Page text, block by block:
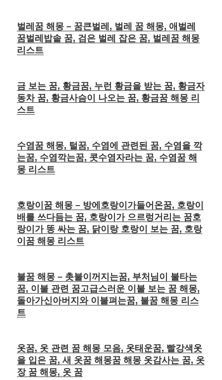
벌레꿈 해몽 – 꿈큰벌레, 벌레 꿈 해몽, 애벌레
꿈벌레밥솥 꿈, 검은 벌레 잡은 꿈, 벌레꿈 해몽
리스트
금 보는 꿈, 황금꿈, 누런 황금을 받는 꿈, 황금자
동차 꿈, 황금사슴이 나오는 꿈, 황금꿈 해몽 리
스트
수염꿈 해몽, 털꿈, 수염에 관련된 꿈, 수염을 깍
는꿈, 수염깍는꿈, 콧수염자라는 꿈, 수염꿈 해
몽 리스트
호랑이꿈 해몽 – 방에호랑이가들어온꿈, 호랑이
배를 쓰다듬는 꿈, 호랑이가 으르렁거리는 꿈호
랑이가 똥 싸는 꿈, 닭이랑 호랑이 보는 꿈, 호랑
이꿈 해몽 리스트
불꿈 해몽 – 촛불이꺼지는꿈, 부처님이 불타는
꿈, 이불 관련 꿈고급스러운 이불 보는 꿈 해몽,
돌아가신아버지와 이불펴는꿈, 불꿈 해몽 리스
트
옷꿈, 옷 관련 꿈 해몽 모음, 옷태운꿈, 빨강색옷
을 입은 꿈, 새 옷꿈 해몽꿈 해몽 옷감사는 꿈, 옷
장 꿈 해몽, 옷 꿈